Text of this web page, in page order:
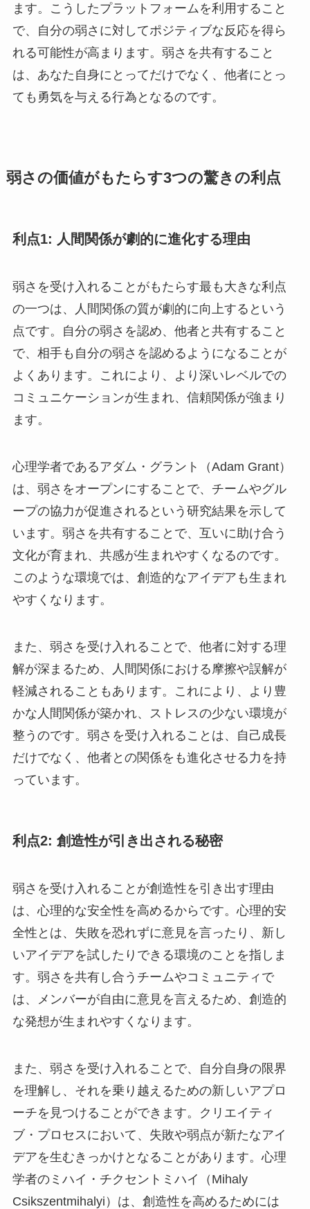
ます。こうしたプラットフォームを利用すること
で、自分の弱さに対してポジティブな反応を得ら
れる可能性が高まります。弱さを共有すること
は、あなた自身にとってだけでなく、他者にとっ
ても勇気を与える行為となるのです。
弱さの価値がもたらす3つの驚きの利点
利点1: 人間関係が劇的に進化する理由
弱さを受け入れることがもたらす最も大きな利点
の一つは、人間関係の質が劇的に向上するという
点です。自分の弱さを認め、他者と共有すること
で、相手も自分の弱さを認めるようになることが
よくあります。これにより、より深いレベルでの
コミュニケーションが生まれ、信頼関係が強まり
ます。
心理学者であるアダム・グラント（Adam Grant）
は、弱さをオープンにすることで、チームやグル
ープの協力が促進されるという研究結果を示して
います。弱さを共有することで、互いに助け合う
文化が育まれ、共感が生まれやすくなるのです。
このような環境では、創造的なアイデアも生まれ
やすくなります。
また、弱さを受け入れることで、他者に対する理
解が深まるため、人間関係における摩擦や誤解が
軽減されることもあります。これにより、より豊
かな人間関係が築かれ、ストレスの少ない環境が
整うのです。弱さを受け入れることは、自己成長
だけでなく、他者との関係をも進化させる力を持
っています。
利点2: 創造性が引き出される秘密
弱さを受け入れることが創造性を引き出す理由
は、心理的な安全性を高めるからです。心理的安
全性とは、失敗を恐れずに意見を言ったり、新し
いアイデアを試したりできる環境のことを指しま
す。弱さを共有し合うチームやコミュニティで
は、メンバーが自由に意見を言えるため、創造的
な発想が生まれやすくなります。
また、弱さを受け入れることで、自分自身の限界
を理解し、それを乗り越えるための新しいアプロ
ーチを見つけることができます。クリエイティ
ブ・プロセスにおいて、失敗や弱点が新たなアイ
デアを生むきっかけとなることがあります。心理
学者のミハイ・チクセントミハイ（Mihaly
Csikszentmihalyi）は、創造性を高めるためには